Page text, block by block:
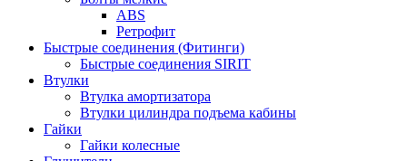
ABS
Ретрофит
Быстрые соединения (Фитинги)
Быстрые соединения SIRIT
Втулки
Втулка амортизатора
Втулки цилиндра подъема кабины
Гайки
Гайки колесные